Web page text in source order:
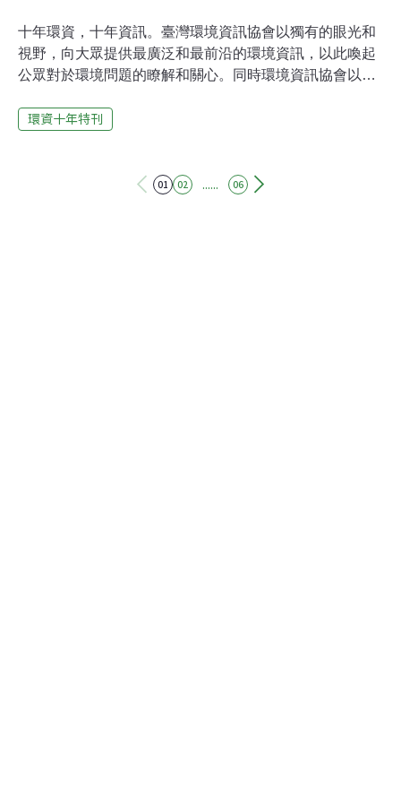
十年環資，十年資訊。臺灣環境資訊協會以獨有的眼光和
視野，向大眾提供最廣泛和最前沿的環境資訊，以此喚起
公眾對於環境問題的瞭解和關心。同時環境資訊協會以自
護環境的呐喊，並以實際行動帶領公眾體會、關心並最終
一點叫我頗為感動。2010年，我十分有幸能夠在環資會的
環資十年特刊
01 02 ...... 06